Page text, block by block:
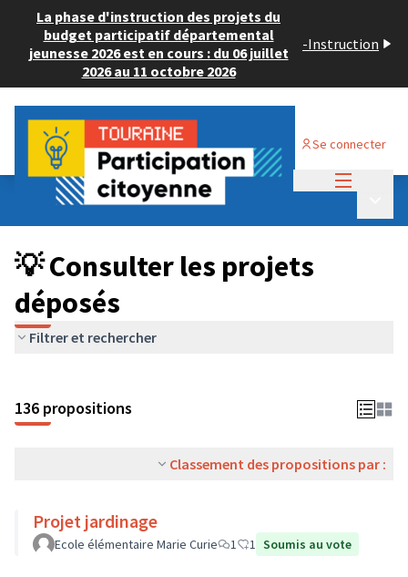
La phase d'instruction des projets du
budget participatif départemental
jeunesse 2026 est en cours : du 06 juillet
2026 au 11 octobre 2026
-Instruction
Se connecter
Budget Participatif JEUNESSE 2024
💡 Consulter les projets déposés
💡 Consulter les projets
déposés
Filtrer et rechercher
136 propositions
Classement des propositions par :
Projet jardinage
Ecole élémentaire Marie Curie 1 1 Soumis au vote